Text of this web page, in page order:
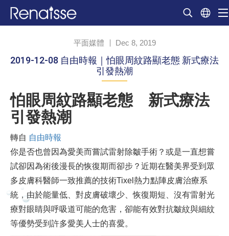
平面媒體 Dec 8, 2019
2019-12-08 自由時報｜怕眼周紋路顯老態 新式療法
引發熱潮
怕眼周紋路顯老態 新式療法
引發熱潮
轉自 自由時報
你是否也曾因為愛美而嘗試雷射除皺手術？或是一直想嘗
試卻因為術後漫長的恢復期而卻步？近期在醫美界受到眾
多皮膚科醫師一致推薦的技術Tixel熱力點陣皮膚治療系
統，由於能量低、對皮膚破壞少、恢復期短、沒有雷射光
療對眼睛與呼吸道可能的危害，卻能有效對抗皺紋與細紋
等優勢受到許多愛美人士的喜愛。